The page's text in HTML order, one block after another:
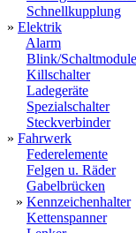
Schnellkupplung
» Elektrik
Alarm
Blink/Schaltmodule
Killschalter
Ladegeräte
Spezialschalter
Steckverbinder
» Fahrwerk
Federelemente
Felgen u. Räder
Gabelbrücken
» Kennzeichenhalter
Kettenspanner